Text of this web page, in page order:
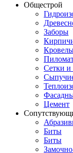
Общестрой
Заборы
Сетки и
Цемент
Биты
Биты